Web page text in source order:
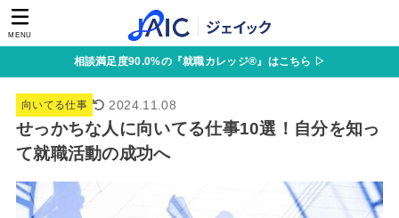
MENU
相談満足度90.0%の『就職カレッジ®』はこちら ▷
向いてる仕事 2024.11.08
せっかちな人に向いてる仕事10選！自分を知っ
て就職活動の成功へ